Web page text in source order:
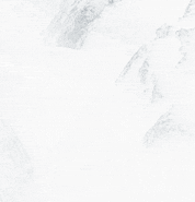
Obertauern